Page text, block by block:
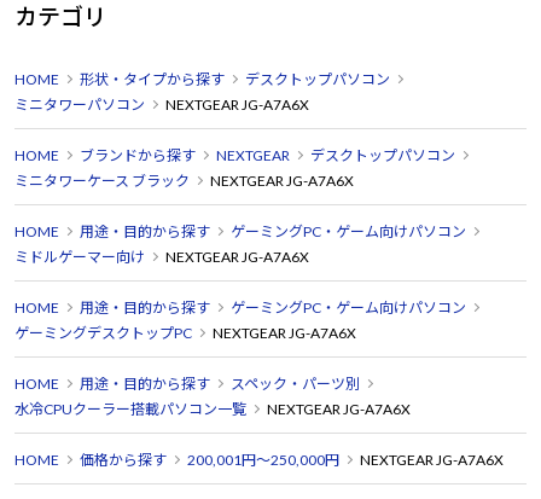
カテゴリ
HOME 形状・タイプから探す
デスクトップパソコン
ミニタワーパソコン
NEXTGEAR JG-A7A6X
HOME ブランドから探す NEXTGEAR
デスクトップパソコン
ミニタワーケース ブラック
NEXTGEAR JG-A7A6X
HOME 用途・目的から探す
ゲーミングPC・ゲーム向けパソコン
ミドルゲーマー向け
NEXTGEAR JG-A7A6X
HOME 用途・目的から探す
ゲーミングPC・ゲーム向けパソコン
ゲーミングデスクトップPC
NEXTGEAR JG-A7A6X
HOME 用途・目的から探す
スペック・パーツ別
水冷CPUクーラー搭載パソコン一覧
NEXTGEAR JG-A7A6X
HOME 価格から探す 200,001円～250,000円 NEXTGEAR JG-A7A6X